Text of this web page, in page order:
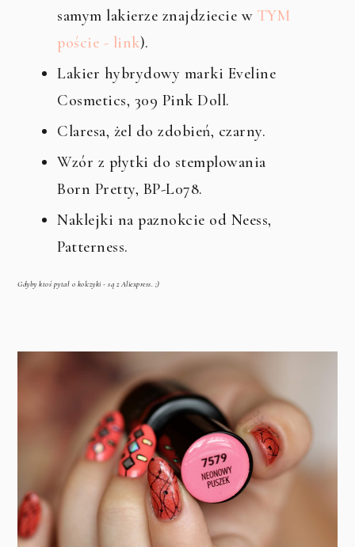
samym lakierze znajdziecie w TYM
poście - link).
Lakier hybrydowy marki Eveline
Cosmetics, 309 Pink Doll.
Claresa, żel do zdobień, czarny.
Wzór z płytki do stemplowania
Born Pretty, BP-L078.
Naklejki na paznokcie od Neess,
Patterness.
Gdyby ktoś pytał o kolczyki - są z Aliexpress. ;)